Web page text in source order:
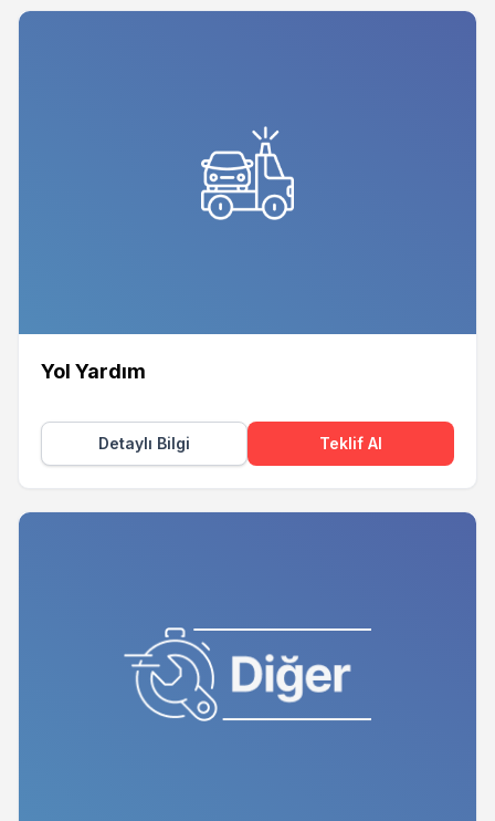
Yol Yardım
Detaylı Bilgi Teklif Al